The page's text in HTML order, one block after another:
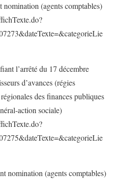
(agents comptables)
l’arrêté du 17 décembre
d’avances (régies
des finances publiques
action sociale)
nomination (agents comptables)